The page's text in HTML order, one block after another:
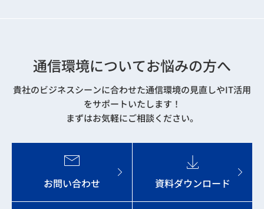
通信環境についてお悩みの方へ
貴社のビジネスシーンに合わせた通信環境の見直しやIT活用
をサポートいたします！
まずはお気軽にご相談ください。
お問い合わせ 資料ダウンロード